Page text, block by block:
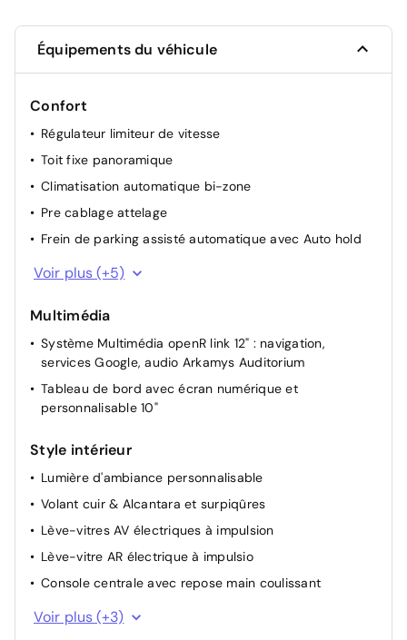
Équipements du véhicule
Confort
Régulateur limiteur de vitesse
Toit fixe panoramique
Climatisation automatique bi-zone
Pre cablage attelage
Frein de parking assisté automatique avec Auto hold
Siège conducteur et passager avec réglage en hauteur
Commutation automatique des feux de
route/croisement
Rétroviseur intérieur électrochrome
Volant réglable en hauteur et profondeur
Voir plus (+5)
Multimédia
Système Multimédia openR link 12" : navigation,
services Google, audio Arkamys Auditorium
Tableau de bord avec écran numérique et
personnalisable 10"
Style intérieur
Lumière d'ambiance personnalisable
Volant cuir & Alcantara et surpiqûres
Lève-vitres AV électriques à impulsion
Lève-vitre AR électrique à impulsio
Console centrale avec repose main coulissant
Retroviseur enfant
Voir plus (+3)